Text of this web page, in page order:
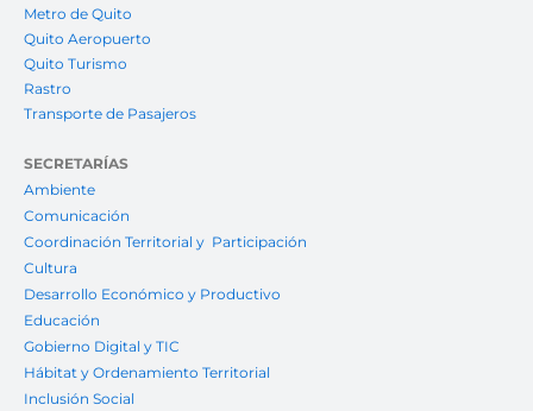
Metro de Quito
Quito Aeropuerto
Quito Turismo
Rastro
Transporte de Pasajeros
SECRETARÍAS
Ambiente
Comunicación
Coordinación Territorial y Participación
Cultura
Desarrollo Económico y Productivo
Educación
Gobierno Digital y TIC
Hábitat y Ordenamiento Territorial
Inclusión Social